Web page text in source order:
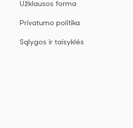
Užklausos forma
Privatumo politika
Sąlygos ir taisyklės